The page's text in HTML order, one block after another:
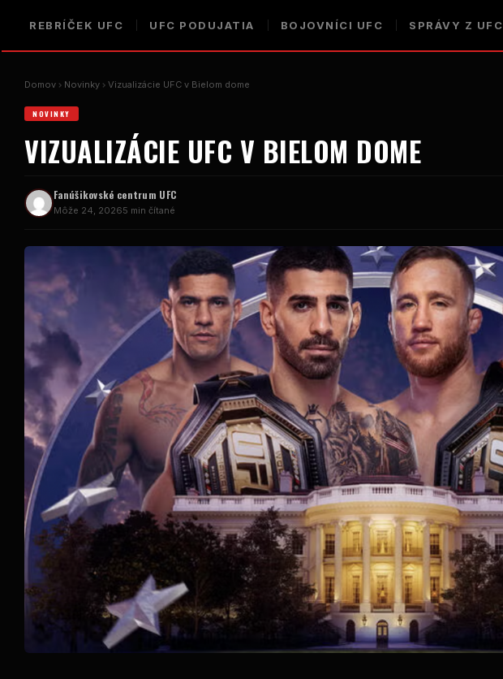
REBRÍČEK UFC UFC PODUJATIA BOJOVNÍCI UFC SPRÁVY Z UFC
Domov Novinky Vizualizácie UFC v Bielom dome
NOVINKY
VIZUALIZÁCIE UFC V BIELOM DOME
Fanúšikovské centrum UFC
Môže 24, 20265 min čítané